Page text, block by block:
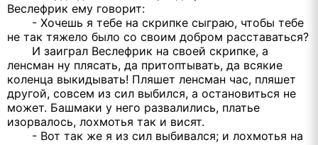
Веслефрик ему говорит:
- Хочешь я тебе на скрипке сыграю, чтобы тебе
не так тяжело было со своим добром расставаться?
И заиграл Веслефрик на своей скрипке, а
ленсман ну плясать, да притоптывать, да всякие
коленца выкидывать! Пляшет ленсман час, пляшет
другой, совсем из сил выбился, а остановиться не
может. Башмаки у него развалились, платье
изорвалось, лохмотья так и висят.
- Вот так же я из сил выбивался; и лохмотья на